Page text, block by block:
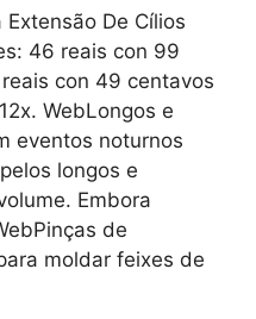
De Cílios
46 reais con 99
con 49 centavos
WebLongos e
eventos noturnos
longos e
Embora
de
moldar feixes de